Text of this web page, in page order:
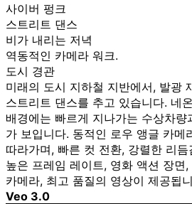
사이버 펑크
스트리트 댄스
비가 내리는 저녁
역동적인 카메라 워크.
도시 경관
미래의 도시 지하철 지반에서, 발광
스트리트 댄스를 추고 있습니다. 네
배경에는 빠르게 지나가는 수상차량
가 보입니다. 동적인 로우 앵글 카메
따라가며, 빠른 컷 전환, 강렬한 리
높은 프레임 레이트, 영화 액션 장면
카메라, 최고 품질의 영상이 제공됩
Veo 3.0